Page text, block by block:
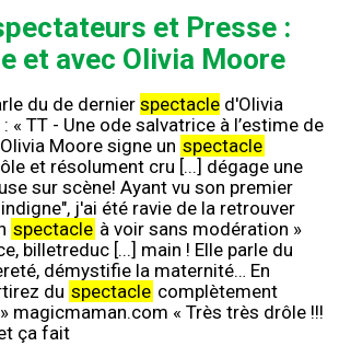
et Presse :
et avec Olivia Moore
du de dernier spectacle d'Olivia
« TT - Une ode salvatrice à l’estime de
Moore signe un spectacle
et résolument cru [...] dégage une
sur scène! Ayant vu son premier
j'ai été ravie de la retrouver
spectacle à voir sans modération »
billetreduc [...] main ! Elle parle du
démystifie la maternité… En
du spectacle complètement
magicmaman.com « Très très drôle !!!
ça fait